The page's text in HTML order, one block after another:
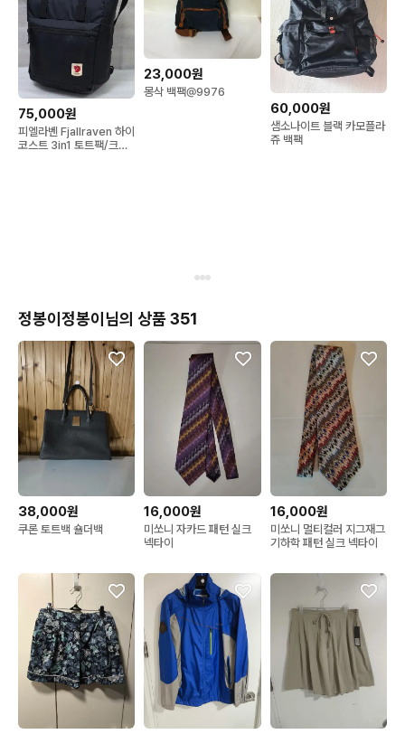
75,000원
피엘라벤 Fjallraven 하이
코스트 3in1 토트팩/크로
23,000원
몽삭 백팩@9976
60,000원
샘소나이트 블랙 카모플라
쥬 백팩
정봉이정봉이님의 상품 351
38,000원
쿠론 토트백 숄더백
16,000원
미쏘니 자카드 패턴 실크
넥타이
16,000원
미쏘니 멀티컬러 지그재그
기하학 패턴 실크 넥타이